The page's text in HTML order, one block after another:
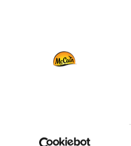
Inspiration
Téléchargements